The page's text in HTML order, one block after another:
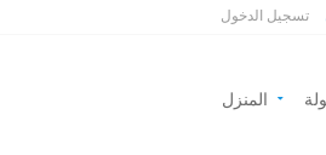
تسجيل الدخول
المنزل